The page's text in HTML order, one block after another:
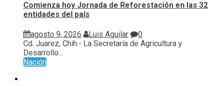
Comienza hoy Jornada de Reforestación en las 32
entidades del país
agosto 9, 2026 Luis Aguilar
0
Cd. Juarez, Chih.- La Secretaría de Agricultura y
Desarrollo...
Nación